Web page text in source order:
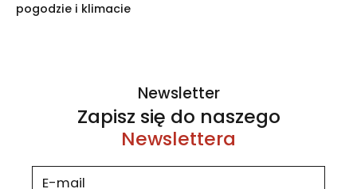
pogodzie i klimacie
Newsletter
Zapisz się do naszego
Newslettera